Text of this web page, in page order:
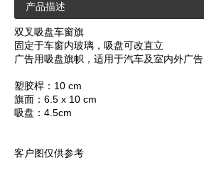
产品描述
双叉吸盘车窗旗
固定于车窗内玻璃，吸盘可改直立
广告用吸盘旗帜，适用于汽车及室内外广告
塑胶桿：10 cm
旗面：6.5 x 10 cm
吸盘：4.5cm
客户图仅供参考